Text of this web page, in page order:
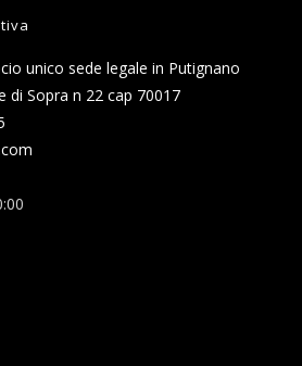
unico sede legale in Putignano
di Sopra n 22 cap 70017